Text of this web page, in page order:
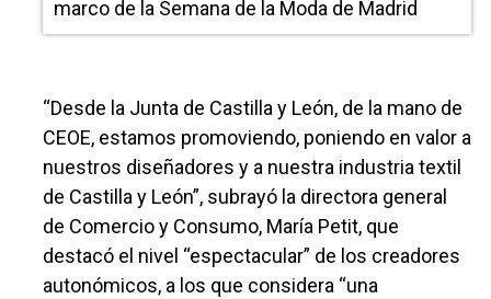
marco de la Semana de la Moda de Madrid
“Desde la Junta de Castilla y León, de la mano de
CEOE, estamos promoviendo, poniendo en valor a
nuestros diseñadores y a nuestra industria textil
de Castilla y León”, subrayó la directora general
de Comercio y Consumo, María Petit, que
destacó el nivel “espectacular” de los creadores
autonómicos, a los que considera “una